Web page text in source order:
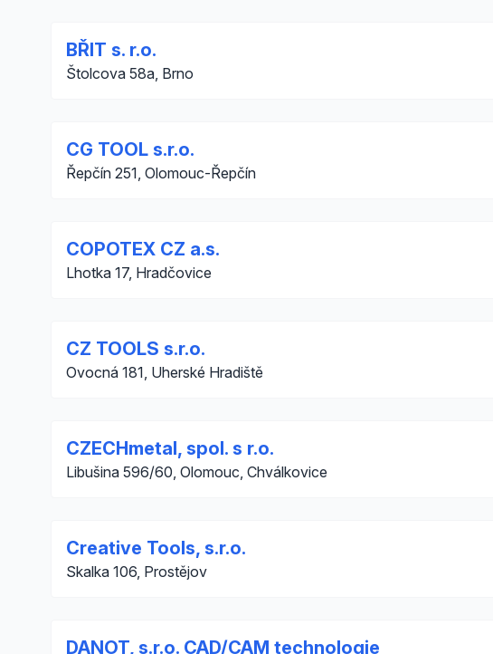
BŘIT s. r.o.
Štolcova 58a, Brno
CG TOOL s.r.o.
Řepčín 251, Olomouc-Řepčín
COPOTEX CZ a.s.
Lhotka 17, Hradčovice
CZ TOOLS s.r.o.
Ovocná 181, Uherské Hradiště
CZECHmetal, spol. s r.o.
Libušina 596/60, Olomouc, Chválkovice
Creative Tools, s.r.o.
Skalka 106, Prostějov
DANOT, s.r.o. CAD/CAM technologie